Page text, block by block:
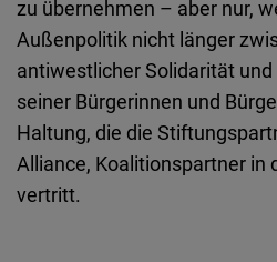
zu übernehmen – aber nur,
Außenpolitik nicht länger
antiwestlicher Solidarität
seiner Bürgerinnen und
Haltung, die die
Alliance, Koalitionspartner in
vertritt.